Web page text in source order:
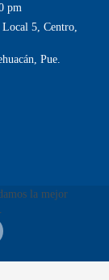
la mejor
pm
5, Centro,
Pue.